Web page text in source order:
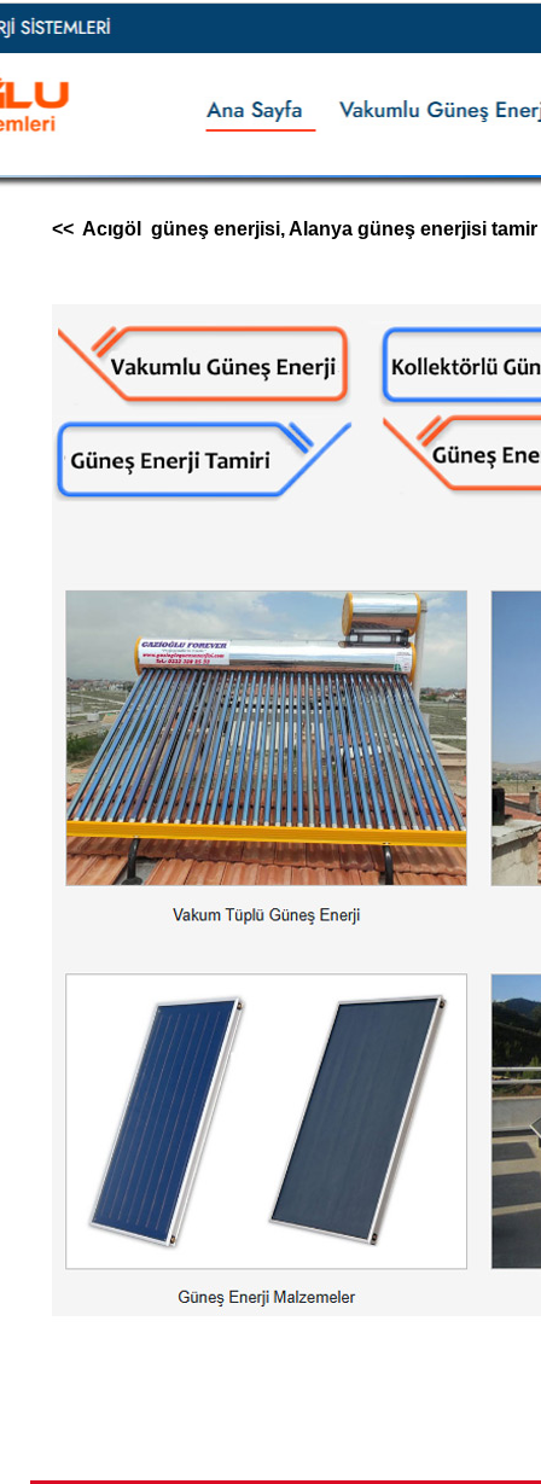
<< Acıgöl güneş enerjisi, Alanya güneş enerjisi